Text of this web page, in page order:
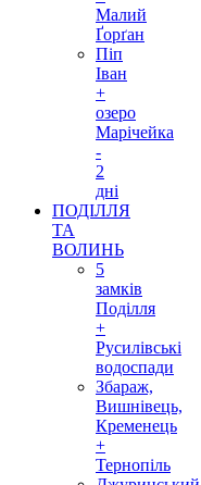
Малий
Ґорґан
Піп
Іван
+
озеро
Марічейка
-
2
дні
ПОДІЛЛЯ
ТА
ВОЛИНЬ
5
замків
Поділля
+
Русилівські
водоспади
Збараж,
Вишнівець,
Кременець
+
Тернопіль